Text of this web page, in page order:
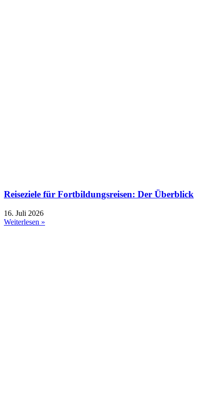
Reiseziele für Fortbildungsreisen: Der Überblick
16. Juli 2026
Weiterlesen »